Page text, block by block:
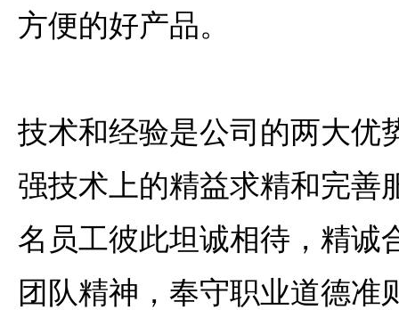
方便的好产品。
技术和经验是公司的两大优
强技术上的精益求精和完善
名员工彼此坦诚相待，精诚
团队精神，奉守职业道德准